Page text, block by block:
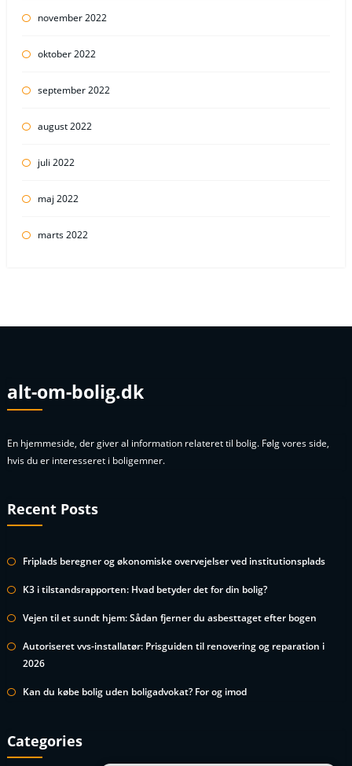
november 2022
oktober 2022
september 2022
august 2022
juli 2022
maj 2022
marts 2022
alt-om-bolig.dk
En hjemmeside, der giver al information relateret til bolig. Følg vores side,
hvis du er interesseret i boligemner.
Recent Posts
Friplads beregner og økonomiske overvejelser ved institutionsplads
K3 i tilstandsrapporten: Hvad betyder det for din bolig?
Vejen til et sundt hjem: Sådan fjerner du asbesttaget efter bogen
Autoriseret vvs-installatør: Prisguiden til renovering og reparation i
2026
Kan du købe bolig uden boligadvokat? For og imod
Categories